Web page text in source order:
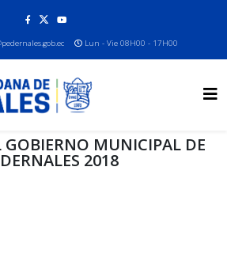
Lun - Vie 08H00 - 17H00
MUNICIPAL DE
2018